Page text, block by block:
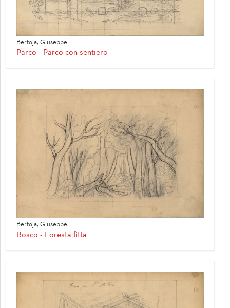
Bertoja, Giuseppe
Parco - Parco con sentiero
Bertoja, Giuseppe
Bosco - Foresta fitta